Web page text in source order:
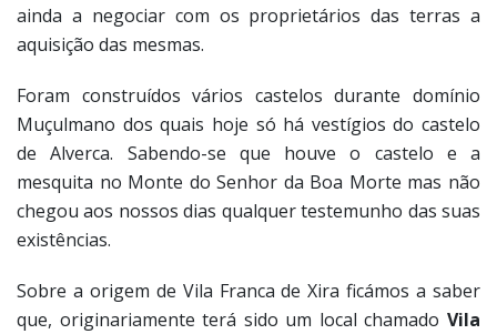
ainda a negociar com os proprietários das terras a
aquisição das mesmas.
Foram construídos vários castelos durante domínio
Muçulmano dos quais hoje só há vestígios do castelo
de Alverca. Sabendo-se que houve o castelo e a
mesquita no Monte do Senhor da Boa Morte mas não
chegou aos nossos dias qualquer testemunho das suas
existências.
Sobre a origem de Vila Franca de Xira ficámos a saber
que, originariamente terá sido um local chamado Vila